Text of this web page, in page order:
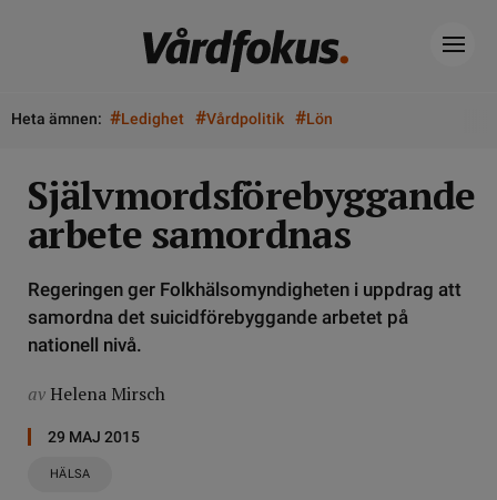
Heta ämnen: #Ledighet #Vårdpolitik #Lön
Självmordsförebyggande
arbete samordnas
Regeringen ger Folkhälsomyndigheten i uppdrag att
samordna det suicidförebyggande arbetet på
nationell nivå.
av Helena Mirsch
29 MAJ 2015
HÄLSA